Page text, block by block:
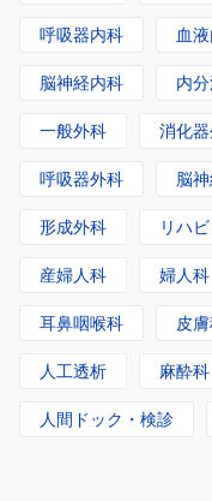
呼吸器内科 血
脳神経内科 内
一般外科 消化
呼吸器外科 脳
形成外科 リハ
産婦人科 婦人科
耳鼻咽喉科 皮
人工透析 麻酔科
人間ドック・検診